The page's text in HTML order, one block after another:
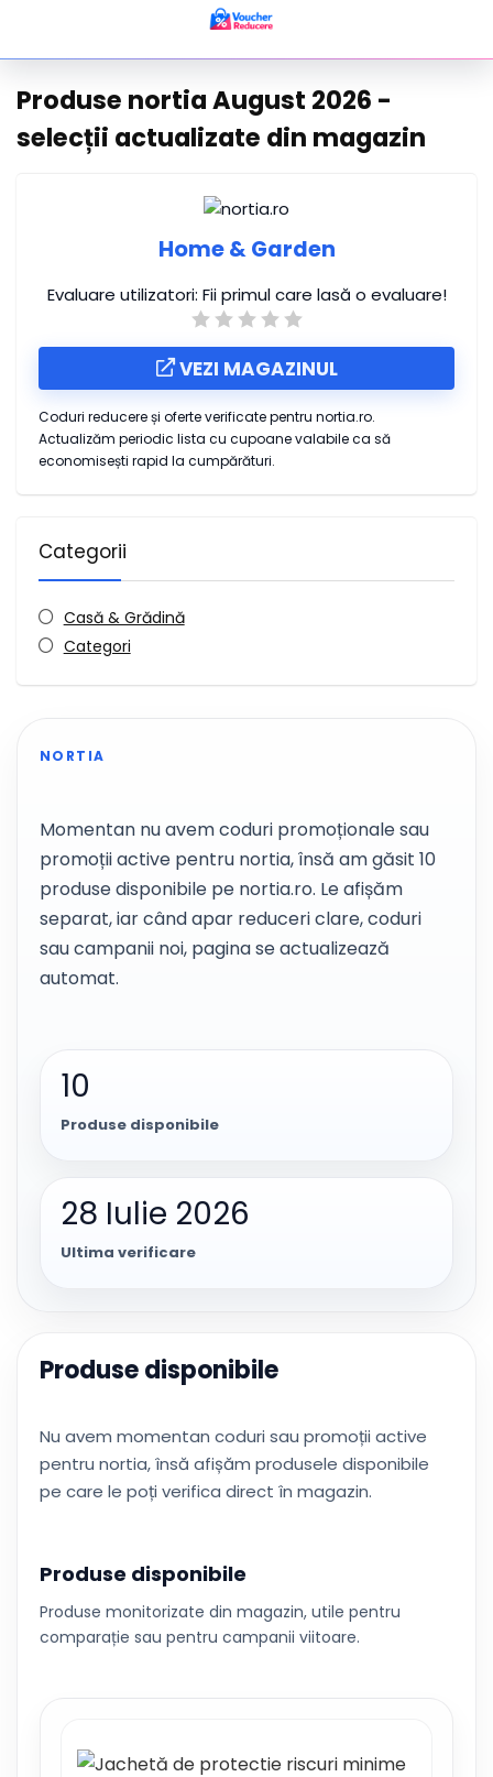
Produse nortia August 2026 -
selecții actualizate din magazin
Home & Garden
Evaluare utilizatori: Fii primul care lasă o evaluare!
VEZI MAGAZINUL
Coduri reducere și oferte verificate pentru nortia.ro.
Actualizăm periodic lista cu cupoane valabile ca să
economisești rapid la cumpărături.
Categorii
Casă & Grădină
Categori
NORTIA
Momentan nu avem coduri promoționale sau
promoții active pentru nortia, însă am găsit 10
produse disponibile pe nortia.ro. Le afișăm
separat, iar când apar reduceri clare, coduri
sau campanii noi, pagina se actualizează
automat.
10
Produse disponibile
28 Iulie 2026
Ultima verificare
Produse disponibile
Nu avem momentan coduri sau promoții active
pentru nortia, însă afișăm produsele disponibile
pe care le poți verifica direct în magazin.
Produse disponibile
Produse monitorizate din magazin, utile pentru
comparație sau pentru campanii viitoare.